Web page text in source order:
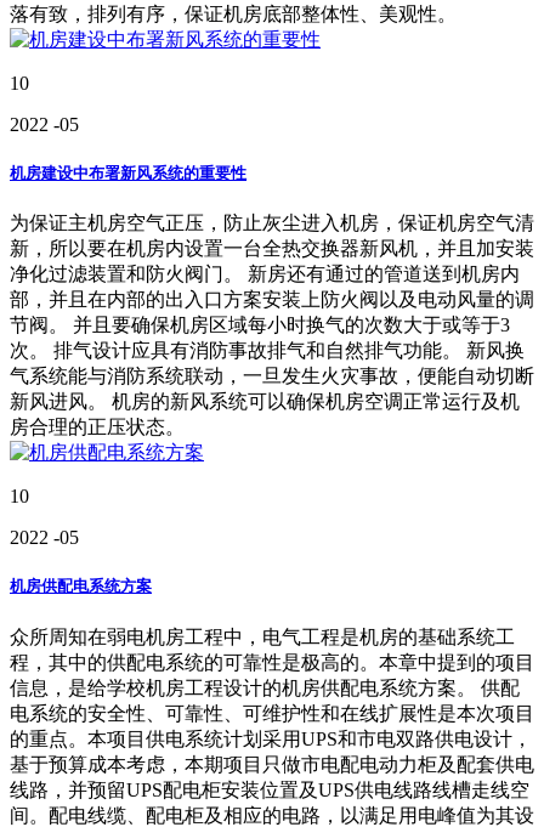
落有致，排列有序，保证机房底部整体性、美观性。
10
2022 -05
机房建设中布署新风系统的重要性
为保证主机房空气正压，防止灰尘进入机房，保证机房空气清
新，所以要在机房内设置一台全热交换器新风机，并且加安装
净化过滤装置和防火阀门。 新房还有通过的管道送到机房内
部，并且在内部的出入口方案安装上防火阀以及电动风量的调
节阀。 并且要确保机房区域每小时换气的次数大于或等于3
次。 排气设计应具有消防事故排气和自然排气功能。 新风换
气系统能与消防系统联动，一旦发生火灾事故，便能自动切断
新风进风。 机房的新风系统可以确保机房空调正常运行及机
房合理的正压状态。
10
2022 -05
机房供配电系统方案
众所周知在弱电机房工程中，电气工程是机房的基础系统工
程，其中的供配电系统的可靠性是极高的。本章中提到的项目
信息，是给学校机房工程设计的机房供配电系统方案。 供配
电系统的安全性、可靠性、可维护性和在线扩展性是本次项目
的重点。本项目供电系统计划采用UPS和市电双路供电设计，
基于预算成本考虑，本期项目只做市电配电动力柜及配套供电
线路，并预留UPS配电柜安装位置及UPS供电线路线槽走线空
间。配电线缆、配电柜及相应的电路，以满足用电峰值为其设